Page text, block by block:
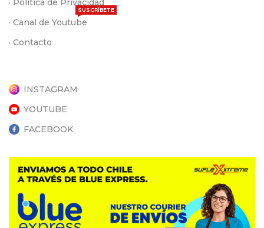
· Política de Privacidad
· Canal de Youtube
SUSCRÍBETE
· Contacto
INSTAGRAM
YOUTUBE
FACEBOOK